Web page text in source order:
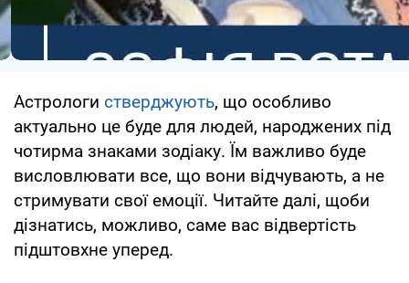
Астрологи стверджують, що особливо
актуально це буде для людей, народжених під
чотирма знаками зодіаку. Їм важливо буде
висловлювати все, що вони відчувають, а не
стримувати свої емоції. Читайте далі, щоби
дізнатись, можливо, саме вас відвертість
підштовхне уперед.